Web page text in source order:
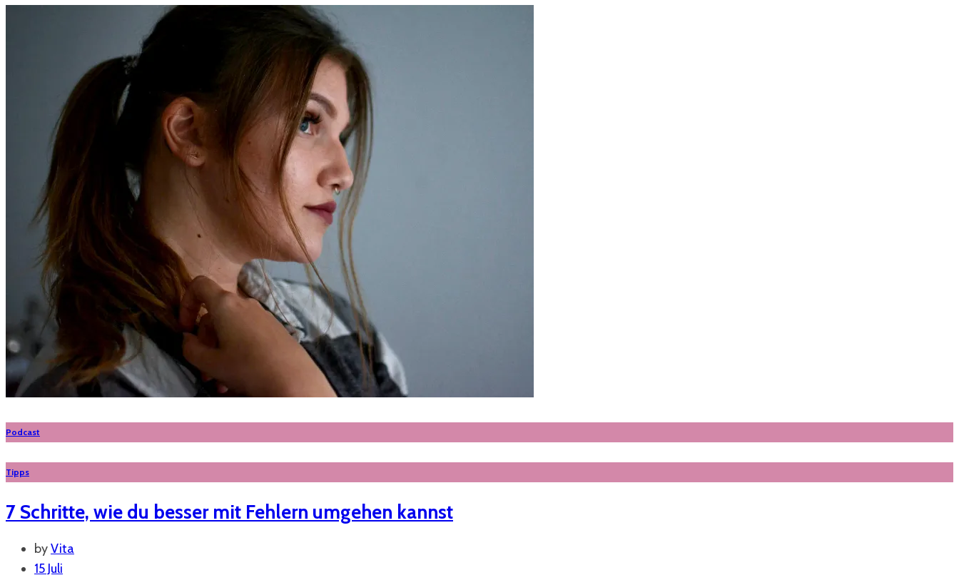
Podcast
Tipps
7 Schritte, wie du besser mit Fehlern umgehen kannst
byVita
15 Juli